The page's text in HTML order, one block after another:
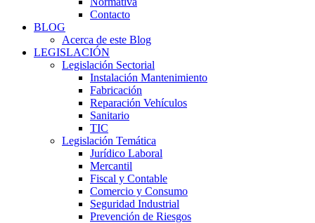
Contacto
BLOG
Acerca de este Blog
LEGISLACIÓN
Legislación Sectorial
Instalación Mantenimiento
Fabricación
Reparación Vehículos
Sanitario
TIC
Legislación Temática
Jurídico Laboral
Mercantil
Fiscal y Contable
Comercio y Consumo
Seguridad Industrial
Prevención de Riesgos